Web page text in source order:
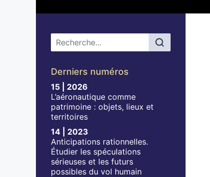
Menu principal
Derniers numéros
15 | 2026
L’aéronautique comme
patrimoine : objets, lieux et
territoires
14 | 2023
Anticipations rationnelles.
Étudier les spéculations
sérieuses et les futurs
possibles du vol humain